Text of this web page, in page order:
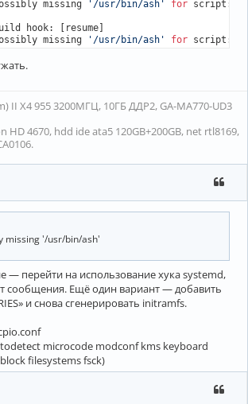
missing '/usr/bin/ash' for script:
missing '/usr/bin/ash' for script:
II X4 955 3200МГЦ, 10ГБ ДДР2, GA-MA770-UD3
4670, hdd ide ata5 120GB+200GB, net rtl8169,
missing '/usr/bin/ash'
перейти на использование хука systemd,
сообщения. Ещё один вариант — добавить
и снова сгенерировать initramfs.
microcode modconf kms keyboard
filesystems fsck)